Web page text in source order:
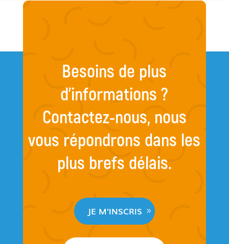
Besoins de plus
d’informations ?
Contactez-nous, nous
vous répondrons dans les
plus brefs délais.
JE M'INSCRIS